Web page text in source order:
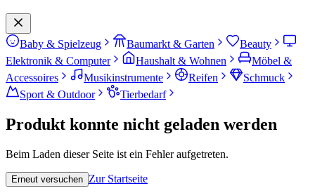
Baby & Spielzeug Baumarkt & Garten
Beauty
Elektronik & Computer
Haushalt & Wohnen
Möbel &
Accessoires
Musikinstrumente Reifen
Schmuck
Sport & Outdoor
Tierbedarf
Produkt konnte nicht geladen werden
Beim Laden dieser Seite ist ein Fehler aufgetreten.
Erneut versuchen Zur Startseite